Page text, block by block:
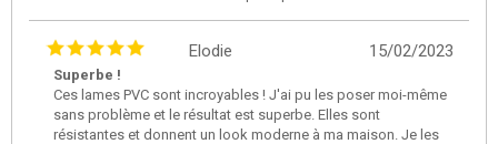
15/02/2023
Elodie
Superbe !
Ces lames PVC sont incroyables ! J'ai pu les poser moi-même
sans problème et le résultat est superbe. Elles sont
résistantes et donnent un look moderne à ma maison. Je les